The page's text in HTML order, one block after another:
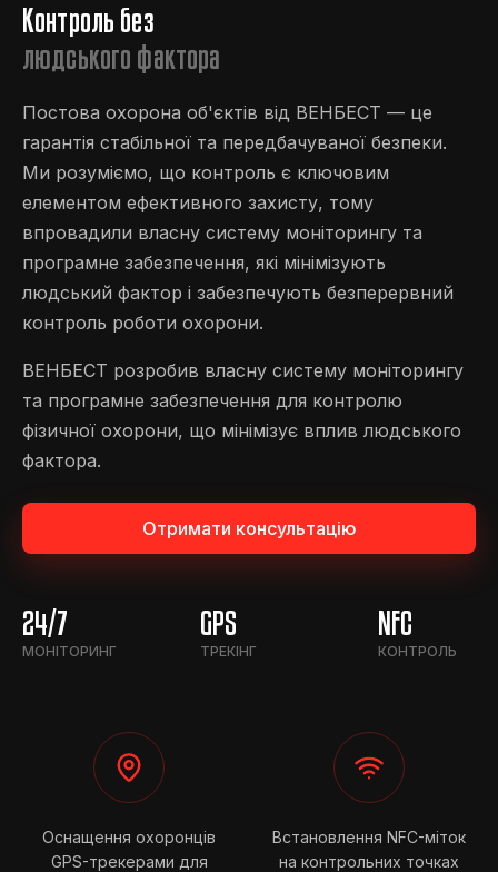
Контроль без
людського фактора
Постова охорона об'єктів від ВЕНБЕСТ — це
гарантія стабільної та передбачуваної безпеки.
Ми розуміємо, що контроль є ключовим
елементом ефективного захисту, тому
впровадили власну систему моніторингу та
програмне забезпечення, які мінімізують
людський фактор і забезпечують безперервний
контроль роботи охорони.
ВЕНБЕСТ розробив власну систему моніторингу
та програмне забезпечення для контролю
фізичної охорони, що мінімізує вплив людського
фактора.
Отримати консультацію
24/7
МОНІТОРИНГ
GPS
ТРЕКІНГ
NFC
КОНТРОЛЬ
Оснащення охоронців
GPS-трекерами для
Встановлення NFC-міток
на контрольних точках